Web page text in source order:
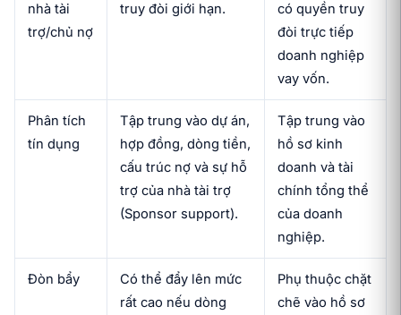
nhà tài
trợ/chủ nợ
truy đòi giới hạn.
có quyền truy
đòi trực tiếp
doanh nghiệp
vay vốn.
Phân tích
tín dụng
Tập trung vào dự án,
hợp đồng, dòng tiền,
cấu trúc nợ và sự hỗ
trợ của nhà tài trợ
(Sponsor support).
Tập trung vào
hồ sơ kinh
doanh và tài
chính tổng thể
của doanh
nghiệp.
Đòn bẩy
Có thể đẩy lên mức
rất cao nếu dòng
Phụ thuộc chặt
chẽ vào hồ sơ